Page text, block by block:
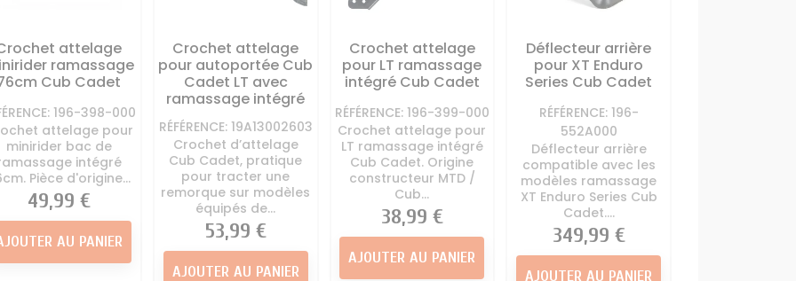
attelage
ramassage
Cub Cadet
196-398-000
attelage pour
minirider bac de
intégré
Pièce d'origine...
Prix
49,99 €
AU PANIER
Crochet attelage
pour autoportée Cub
Cadet LT avec
ramassage intégré
RÉFÉRENCE: 19A13002603
Crochet d’attelage
Cub Cadet, pratique
pour tracter une
remorque sur modèles
équipés de...
Prix
53,99 €
AJOUTER AU PANIER
Crochet attelage
pour LT ramassage
intégré Cub Cadet
RÉFÉRENCE: 196-399-000
Crochet attelage pour
LT ramassage intégré
Cub Cadet. Origine
constructeur MTD /
Cub...
Prix
38,99 €
AJOUTER AU PANIER
Déflecteur arrière
pour XT Enduro
Series Cub Cadet
RÉFÉRENCE: 196-
552A000
Déflecteur arrière
compatible avec les
modèles ramassage
XT Enduro Series Cub
Cadet....
Prix
349,99 €
AJOUTER AU PANIER